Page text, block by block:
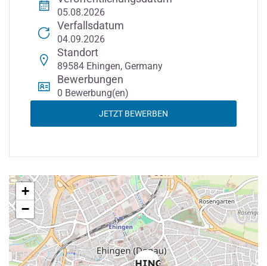
05.08.2026
Verfallsdatum
04.09.2026
Standort
89584 Ehingen, Germany
Bewerbungen
0 Bewerbung(en)
JETZT BEWERBEN
+
−